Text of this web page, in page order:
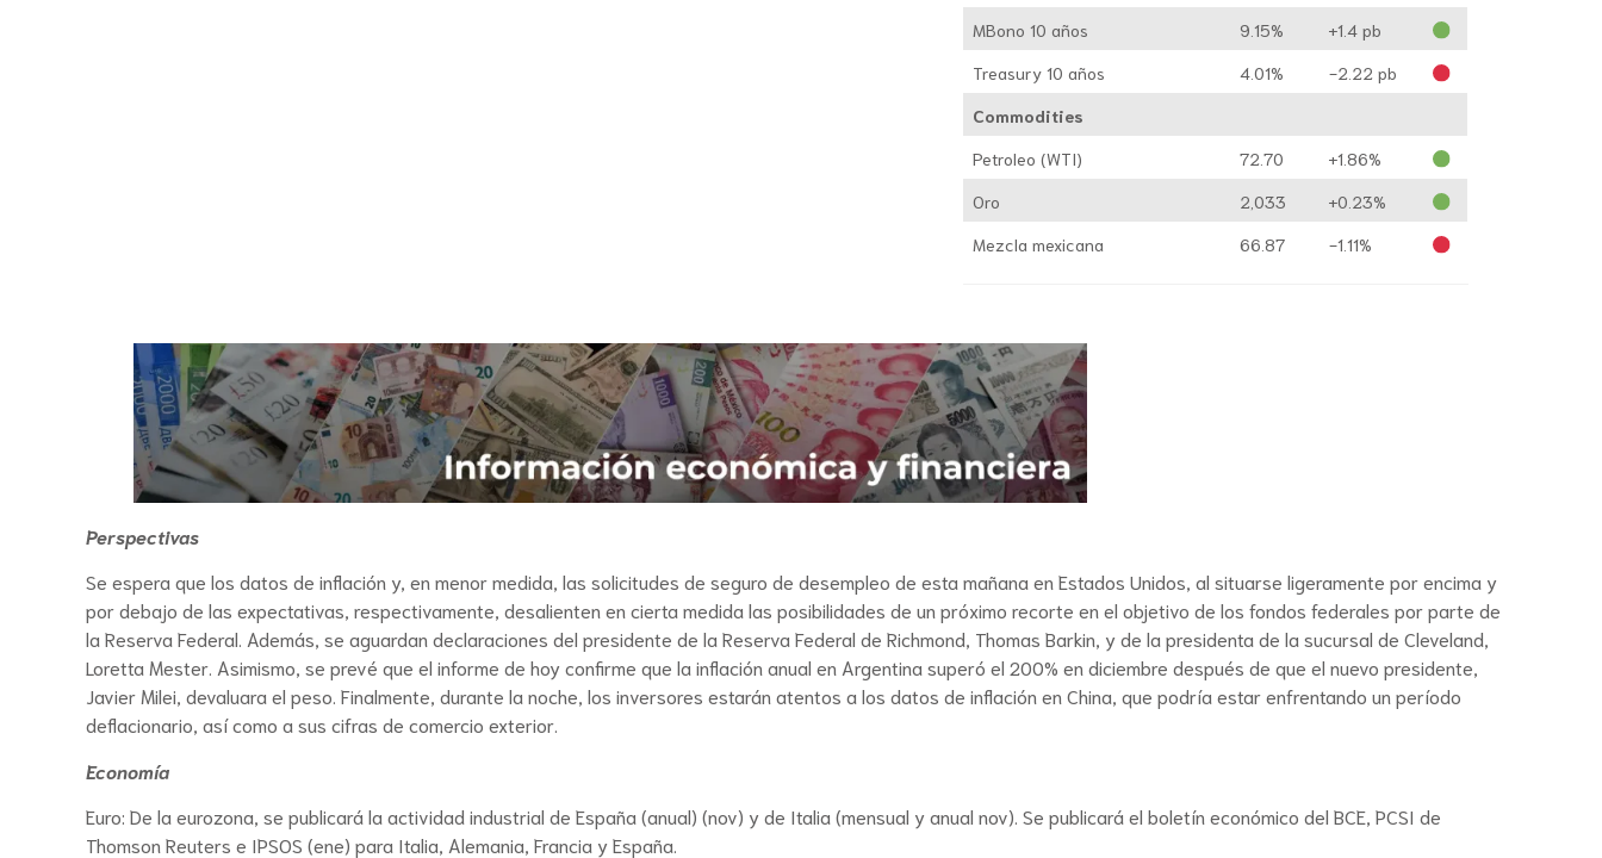
MBono 10 años
9.15%
+1.4 pb
Treasury 10 años
4.01%
-2.22 pb
Commodities
Petroleo (WTI)
72.70
+1.86%
Oro
2,033
+0.23%
Mezcla mexicana
66.87 -1.11%
Perspectivas
Se espera que los datos de inflación y, en menor medida, las solicitudes de seguro de desempleo de esta mañana en Estados Unidos, al situarse ligeramente por encima y
por debajo de las expectativas, respectivamente, desalienten en cierta medida las posibilidades de un próximo recorte en el objetivo de los fondos federales por parte de
la Reserva Federal. Además, se aguardan declaraciones del presidente de la Reserva Federal de Richmond, Thomas Barkin, y de la presidenta de la sucursal de Cleveland,
Loretta Mester. Asimismo, se prevé que el informe de hoy confirme que la inflación anual en Argentina superó el 200% en diciembre después de que el nuevo presidente,
Javier Milei, devaluara el peso. Finalmente, durante la noche, los inversores estarán atentos a los datos de inflación en China, que podría estar enfrentando un período
deflacionario, así como a sus cifras de comercio exterior.
Economía
Euro: De la eurozona, se publicará la actividad industrial de España (anual) (nov) y de Italia (mensual y anual nov). Se publicará el boletín económico del BCE, PCSI de
Thomson Reuters e IPSOS (ene) para Italia, Alemania, Francia y España.